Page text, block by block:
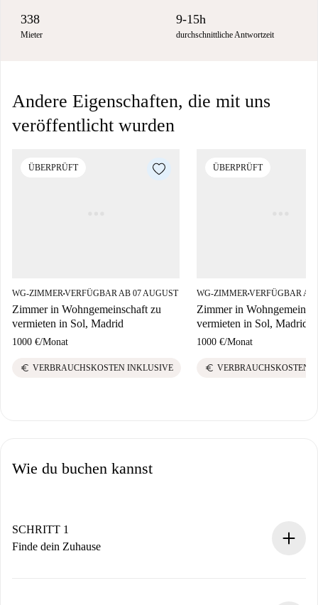
338
Mieter
9-15h
durchschnittliche Antwortzeit
Andere Eigenschaften, die mit uns
veröffentlicht wurden
ÜBERPRÜFT
WG-ZIMMER■VERFÜGBAR AB 07 AUGUST
Zimmer in Wohngemeinschaft zu
vermieten in Sol, Madrid
1000 €/Monat
euro VERBRAUCHSKOSTEN INKLUSIVE
ÜBERPRÜFT
WG-ZIMMER■VERFÜGBAR AB
Zimmer in
vermieten in Sol, Madrid
1000 €/Monat
euro VERBRAUCHSKOSTEN
Wie du buchen kannst
SCHRITT 1
Finde dein Zuhause